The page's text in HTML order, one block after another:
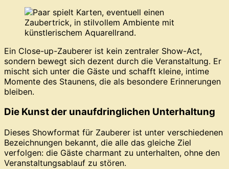
Ein Close-up-Zauberer ist kein zentraler Show-Act,
sondern bewegt sich dezent durch die Veranstaltung. Er
mischt sich unter die Gäste und schafft kleine, intime
Momente des Staunens, die als besondere Erinnerungen
bleiben.
Die Kunst der unaufdringlichen Unterhaltung
Dieses Showformat für Zauberer ist unter verschiedenen
Bezeichnungen bekannt, die alle das gleiche Ziel
verfolgen: die Gäste charmant zu unterhalten, ohne den
Veranstaltungsablauf zu stören.